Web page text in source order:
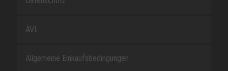
AVL
Allgemeine Einkaufsbedingungen